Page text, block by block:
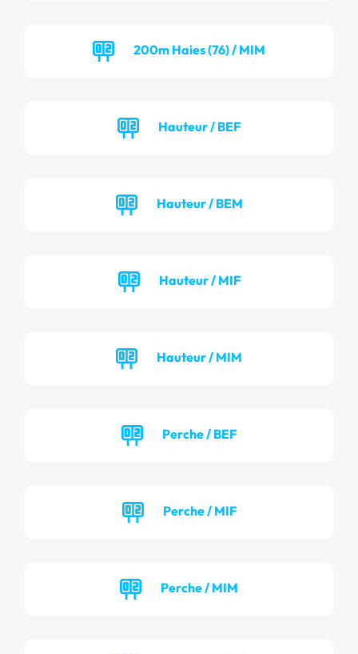
200m Haies (76) / MIM
Hauteur / BEF
Hauteur / BEM
Hauteur / MIF
Hauteur / MIM
Perche / BEF
Perche / MIF
Perche / MIM